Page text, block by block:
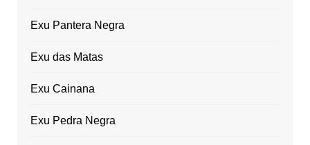
Exu Pantera Negra
Exu das Matas
Exu Cainana
Exu Pedra Negra